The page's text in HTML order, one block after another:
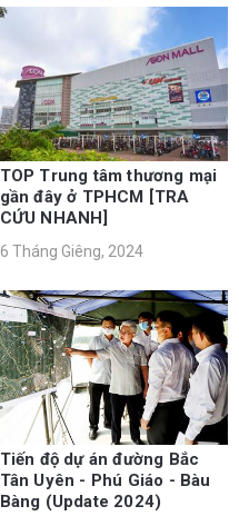
TOP Trung tâm thương mại
gần đây ở TPHCM [TRA
CỨU NHANH]
6 Tháng Giêng, 2024
Tiến độ dự án đường Bắc
Tân Uyên - Phú Giáo - Bàu
Bàng (Update 2024)